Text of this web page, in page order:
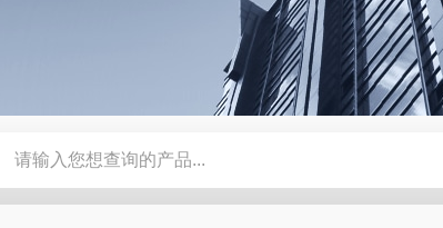
导波雷达（杆式） 电梯电缆